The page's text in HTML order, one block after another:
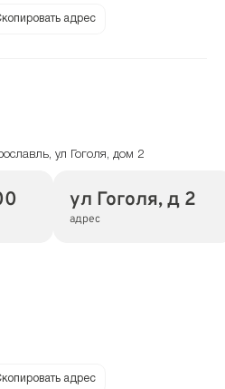
адрес
ул Гоголя, дом 2
ул Гоголя, д 2
адрес
адрес